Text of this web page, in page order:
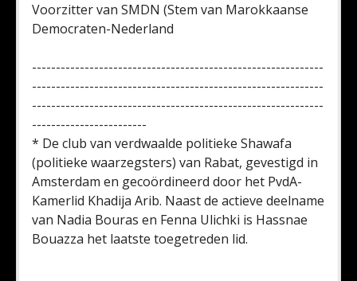
Voorzitter van SMDN (Stem van Marokkaanse
Democraten-Nederland
-------------------------------------------------------------
-------------------------------------------------------------
-------------------------------------------------------------
------------------------
* De club van verdwaalde politieke Shawafa
(politieke waarzegsters) van Rabat, gevestigd in
Amsterdam en gecoördineerd door het PvdA-
Kamerlid Khadija Arib. Naast de actieve deelname
van Nadia Bouras en Fenna Ulichki is Hassnae
Bouazza het laatste toegetreden lid.